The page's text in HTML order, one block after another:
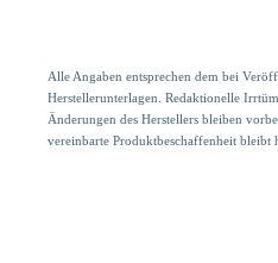
Alle Angaben entsprechen dem bei
Herstellerunterlagen. Redaktionelle
Änderungen des Herstellers bleiben
vereinbarte Produktbeschaffenheit bleibt